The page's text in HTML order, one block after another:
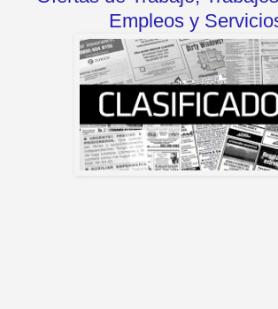
Empleos y